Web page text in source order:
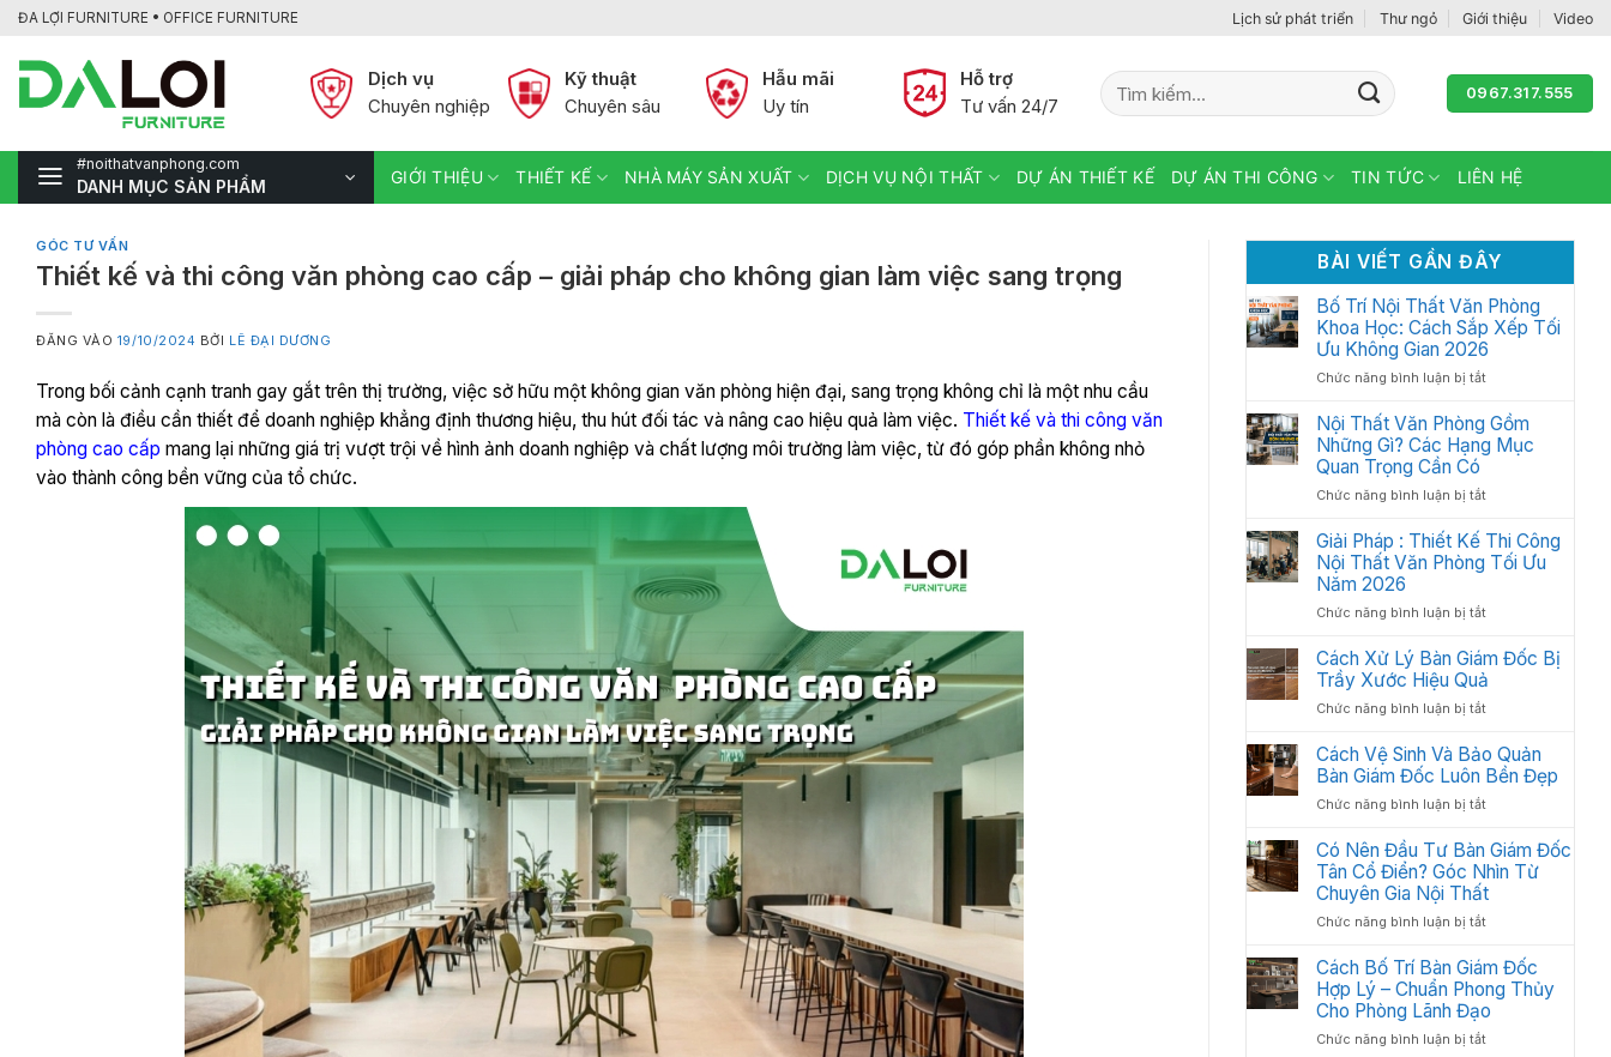
Bỏ
nội
dung
ĐA LỢI FURNITURE • OFFICE FURNITURE Lịch sử phát triển Thư ngỏ Giới thiệu Video
Dịch vụ
Chuyên nghiệp
Kỹ thuật
Chuyên sâu
Hẫu mãi
Uy tín
Hỗ trợ
Tư vấn 24/7
Tìm
kiếm:
0967.317.555
#noithatvanphong.com
DANH MỤC SẢN PHẨM GIỚI THIỆU THIẾT KẾ NHÀ MÁY SẢN XUẤT DỊCH VỤ NỘI THẤT DỰ ÁN THIẾT KẾ DỰ ÁN THI CÔNG TIN TỨC LIÊN HỆ
GÓC TƯ VẤN
Thiết kế và thi công văn phòng cao cấp – giải pháp cho không gian làm việc sang trọng
ĐĂNG VÀO 19/10/2024 BỞI LÊ ĐẠI DƯƠNG
Trong bối cảnh cạnh tranh gay gắt trên thị trường, việc sở hữu một không gian văn phòng hiện đại, sang trọng không chỉ là một nhu cầu
mà còn là điều cần thiết để doanh nghiệp khẳng định thương hiệu, thu hút đối tác và nâng cao hiệu quả làm việc. Thiết kế và thi công văn
phòng cao cấp mang lại những giá trị vượt trội về hình ảnh doanh nghiệp và chất lượng môi trường làm việc, từ đó góp phần không nhỏ
vào thành công bền vững của tổ chức.
BÀI VIẾT GẦN ĐÂY
Bố Trí Nội Thất Văn Phòng
Khoa Học: Cách Sắp Xếp Tối
Ưu Không Gian 2026
Chức năng bình luận bị tắtở
Trí
Nội
Thất
Phòng
Học:
Cách
Tối
Không
Gian
2026
Nội Thất Văn Phòng Gồm
Những Gì? Các Hạng Mục
Quan Trọng Cần Có
Chức năng bình luận bị tắtở
Thất
Văn
Phòng
Những
Các
Hạng
Quan
Cần
Có
Giải Pháp : Thiết Kế Thi Công
Nội Thất Văn Phòng Tối Ưu
Năm 2026
Chức năng bình luận bị tắtở
Pháp
Kế
Công
Nội
Tối
Ưu
Năm
2026
Cách Xử Lý Bàn Giám Đốc Bị
Trầy Xước Hiệu Quả
Chức năng bình luận bị tắtở
Xử
Lý
Bàn
Giám
Bị
Trầy
Xước
Quả
Cách Vệ Sinh Và Bảo Quản
Bàn Giám Đốc Luôn Bền Đẹp
Chức năng bình luận bị tắtở
Vệ
Sinh
Và
Bảo
Quản
Giám
Đốc
Luôn
Đẹp
Có Nên Đầu Tư Bàn Giám Đốc
Tân Cổ Điển? Góc Nhìn Từ
Chuyên Gia Nội Thất
Chức năng bình luận bị tắtở
Nên
Đầu
Tư
Bàn
Giám
Cách Bố Trí Bàn Giám Đốc
Hợp Lý – Chuẩn Phong Thủy
Cho Phòng Lãnh Đạo
Chức năng bình luận bị tắtở